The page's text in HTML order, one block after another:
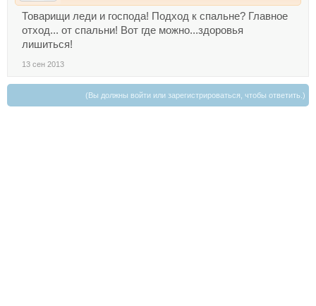
Товарищи леди и господа! Подход к спальне? Главное
отход... от спальни! Вот где можно...здоровья
лишиться!
13 сен 2013
(Вы должны войти или зарегистрироваться, чтобы ответить.)